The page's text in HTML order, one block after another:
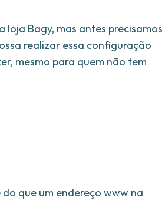
loja Bagy, mas antes precisamos
realizar essa configuração
mesmo para quem não tem
que um endereço www na